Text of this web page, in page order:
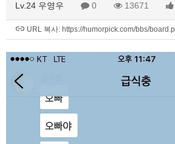
Lv.24 우영우 0 13671
URL 복사: https://humorpick.com/bbs/